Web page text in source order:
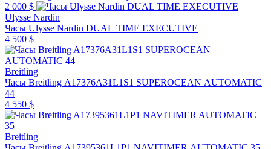
2 000 $
Ulysse Nardin
Часы Ulysse Nardin DUAL TIME EXECUTIVE
4 500 $
Breitling
Часы Breitling A17376A31L1S1 SUPEROCEAN AUTOMATIC
44
4 550 $
Breitling